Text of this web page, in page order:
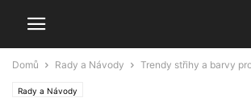
Domů Rady a Návody Trendy střihy a barvy
Rady a Návody